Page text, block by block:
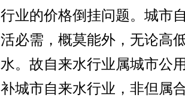
行业的价格倒挂问题。城市
活必需，概莫能外，无论高
水。故自来水行业属城市公
补城市自来水行业，非但属